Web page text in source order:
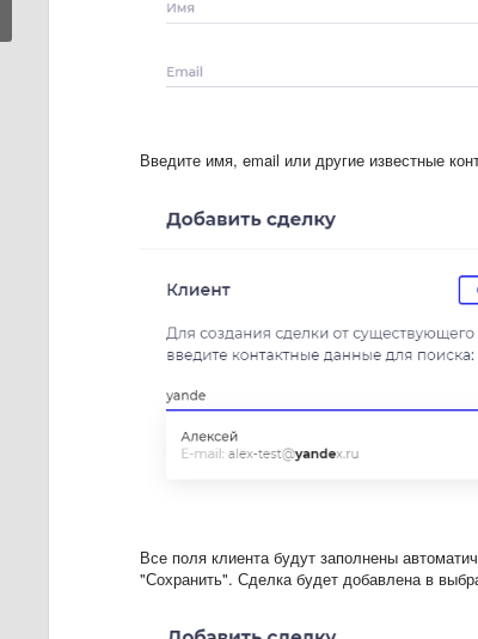
Введите имя, email или другие известные
Все поля клиента будут заполнены
"Сохранить". Сделка будет добавлена в